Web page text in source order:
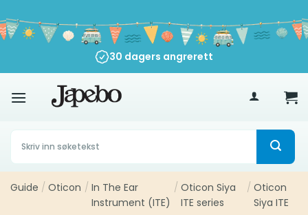
to
content
500
30 dagers angrerett
Søk
etter:
Guide / Oticon / In The Ear
Instrument (ITE)
/ Oticon Siya
ITE series
/ Oticon
Siya ITE